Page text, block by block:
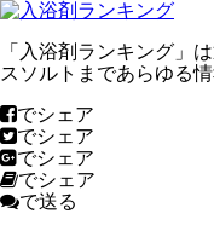
「入浴剤ランキング」
スソルトまであらゆる情
でシェア
でシェア
でシェア
でシェア
で送る